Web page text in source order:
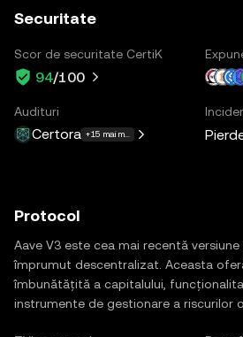
Securitate
Scor de securitate CertiK
94/100
Audituri
Certora +15 mai multe
Protocol
Aave V3 este cea mai recentă
împrumut descentralizat. Aceasta
îmbunătățită a capitalului,
instrumente de gestionare a riscurilor